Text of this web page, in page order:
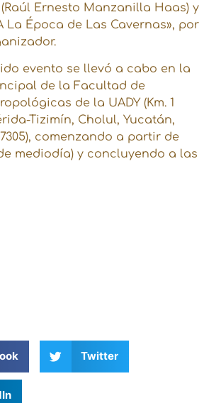
Ernesto Manzanilla Haas) y
La Época de Las Cavernas», por
evento se llevó a cabo en la
de la Facultad de
de la UADY (Km. 1
Tizimín, Cholul, Yucatán‎,
comenzando a partir de
mediodía) y concluyendo a las
Twitter